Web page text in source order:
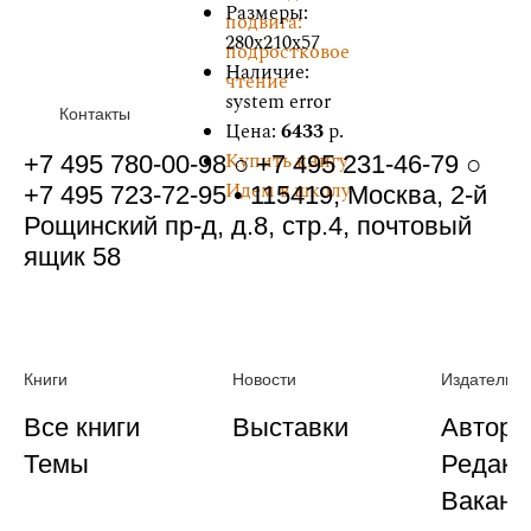
подвига:
подростковое
чтение
Размеры:
280x210x57
Наличие:
system error
Цена: 6433 р.
Купить книгу
Идем в школу
Контакты
+7 495 780-00-98 ○ +7 495 231-46-79 ○
+7 495 723-72-95 • 115419, Москва, 2-й
Рощинский пр-д, д.8, стр.4, почтовый
ящик 58
Книги
Все книги
Темы
Новости
Выставки